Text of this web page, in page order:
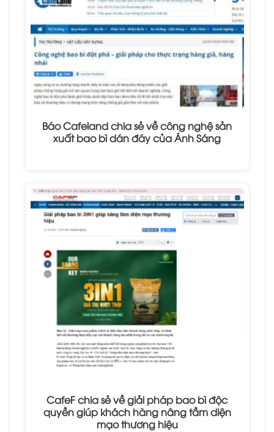
Báo Cafeland chia sẻ về công nghệ sản
xuất bao bì dán đáy của Ánh Sáng
CafeF chia sẻ về giải pháp bao bì độc
quyền giúp khách hàng nâng tầm diện
mạo thương hiệu